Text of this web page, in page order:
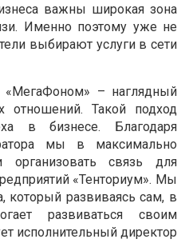
важны широкая зона
Именно поэтому уже не
выбирают услуги в сети
«МегаФоном» – наглядный
отношений. Такой подход
в бизнесе. Благодаря
мы в максимально
организовать связь для
«Тенториум». Мы
который развиваясь сам, в
развиваться своим
исполнительный директор